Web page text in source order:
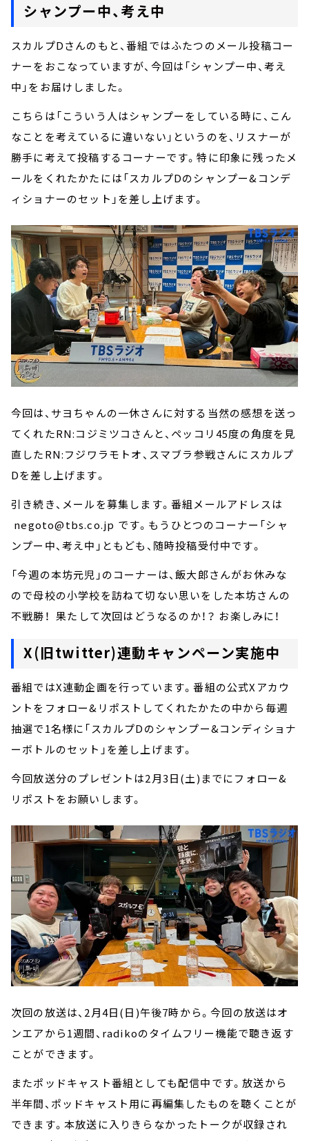
シャンプー中、考え中
スカルプDさんのもと、番組ではふたつのメール投稿コー
ナーをおこなっていますが、今回は「シャンプー中、考え
中」をお届けしました。
こちらは「こういう人はシャンプーをしている時に、こん
なことを考えているに違いない」というのを、リスナーが
勝手に考えて投稿するコーナーです。特に印象に残ったメ
ールをくれたかたには「スカルプDのシャンプー&コンデ
ィショナーのセット」を差し上げます。
今回は、サヨちゃんの一休さんに対する当然の感想を送っ
てくれたRN:コジミツコさんと、ペッコリ45度の角度を見
直したRN:フジワラモトオ、スマブラ参戦さんにスカルプ
Dを差し上げます。
引き続き、メールを募集します。番組メールアドレスは
negoto@tbs.co.jp です。もうひとつのコーナー「シャ
ンプー中、考え中」ともども、随時投稿受付中です。
「今週の本坊元児」のコーナーは、飯大郎さんがお休みな
ので母校の小学校を訪ねて切ない思いをした本坊さんの
不戦勝！ 果たして次回はどうなるのか！？ お楽しみに！
X(旧twitter)連動キャンペーン実施中
番組ではX連動企画を行っています。番組の公式Xアカウ
ントをフォロー&リポストしてくれたかたの中から毎週
抽選で1名様に「スカルプDのシャンプー&コンディショナ
ーボトルのセット」を差し上げます。
今回放送分のプレゼントは2月3日(土)までにフォロー&
リポストをお願いします。
次回の放送は、2月4日(日)午後7時から。今回の放送はオ
ンエアから1週間、radikoのタイムフリー機能で聴き返す
ことができます。
またポッドキャスト番組としても配信中です。放送から
半年間、ポッドキャスト用に再編集したものを聴くことが
できます。本放送に入りきらなかったトークが収録され